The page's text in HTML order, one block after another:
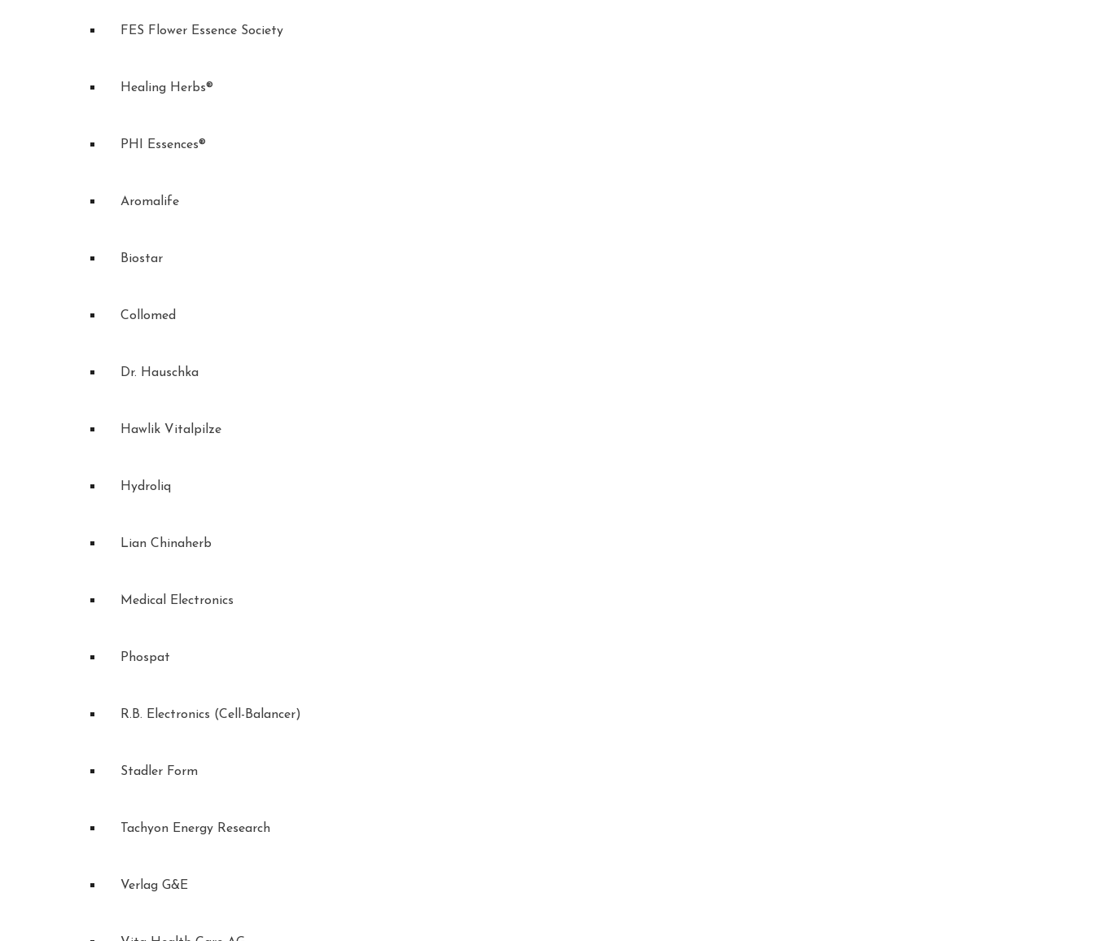
FES Flower Essence Society
Healing Herbs®
PHI Essences®
Aromalife
Biostar
Collomed
Dr. Hauschka
Hawlik Vitalpilze
Hydroliq
Lian Chinaherb
Medical Electronics
Phospat
R.B. Electronics (Cell-Balancer)
Stadler Form
Tachyon Energy Research
Verlag G&E